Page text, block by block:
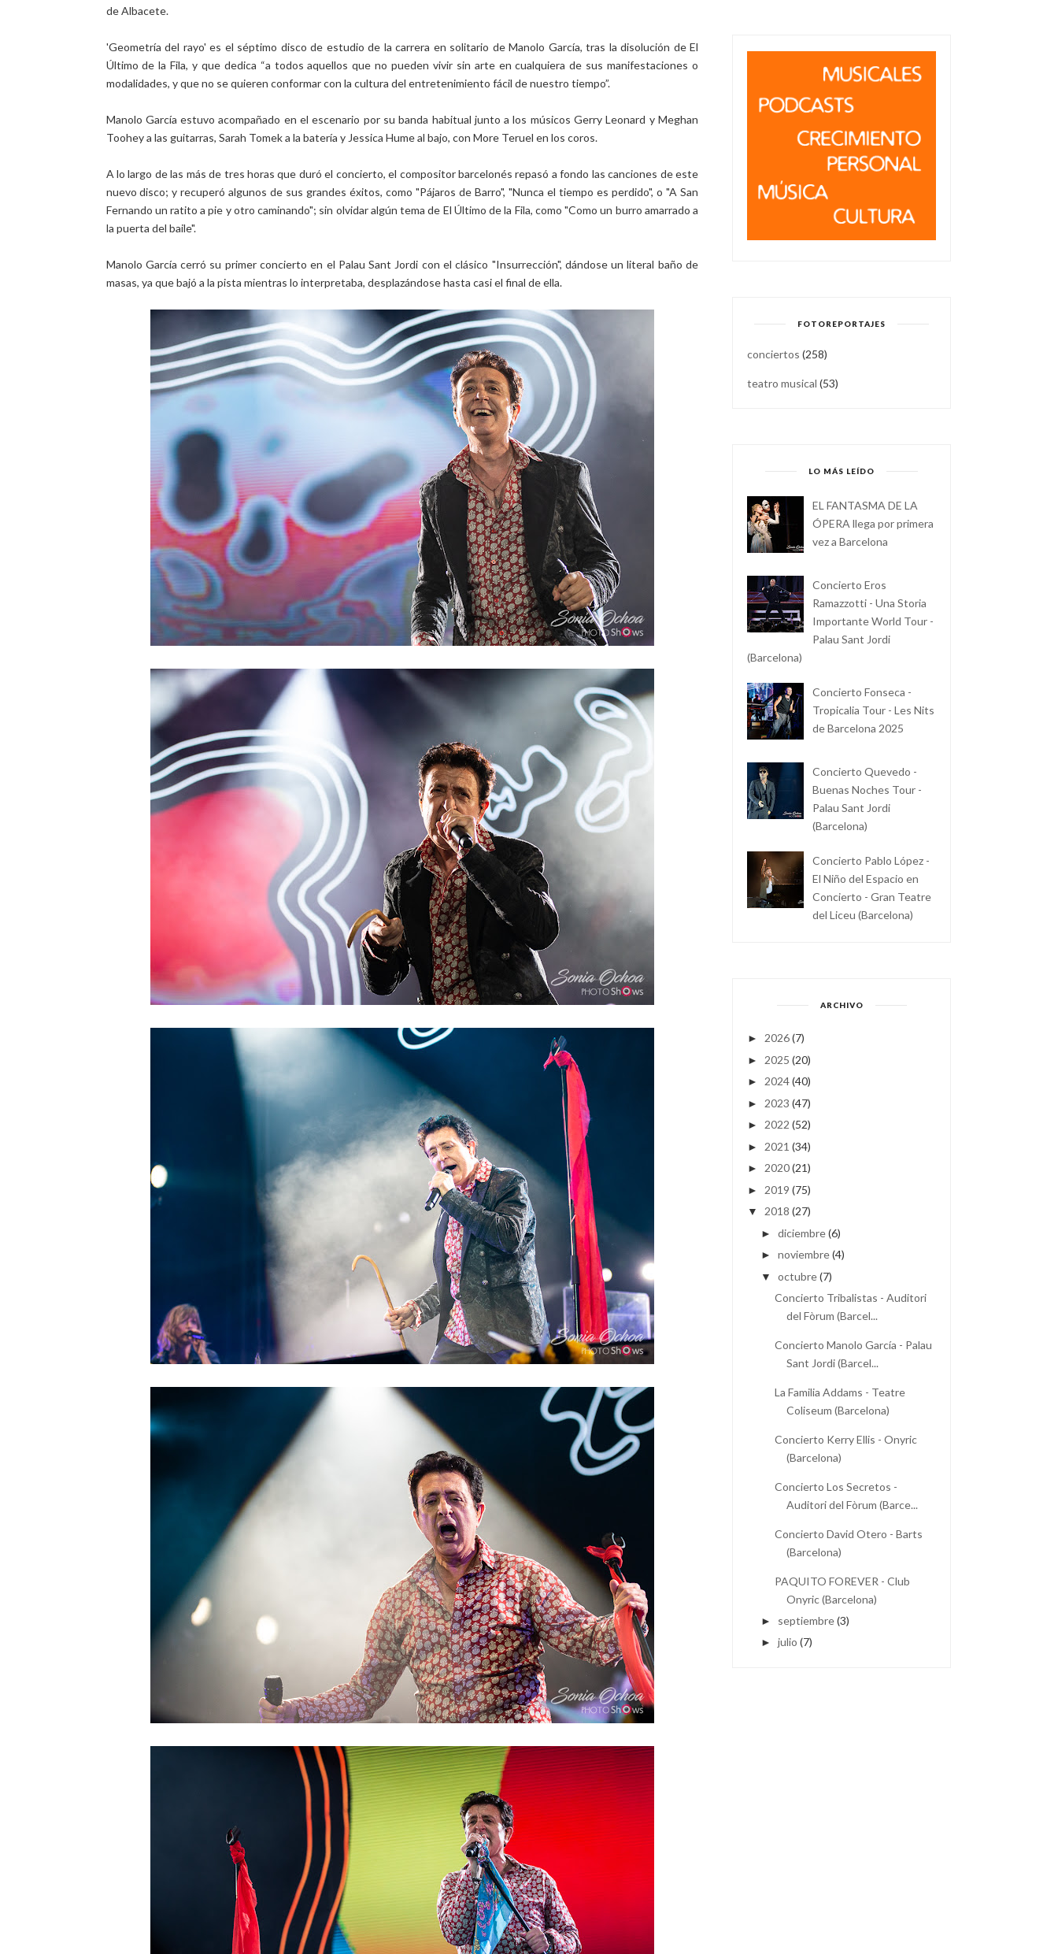
de Albacete.
'Geometría del rayo' es el séptimo disco de estudio de la carrera en solitario de Manolo García, tras la disolución de El
Último de la Fila, y que dedica “a todos aquellos que no pueden vivir sin arte en cualquiera de sus manifestaciones o
modalidades, y que no se quieren conformar con la cultura del entretenimiento fácil de nuestro tiempo”.
Manolo García estuvo acompañado en el escenario por su banda habitual junto a los músicos Gerry Leonard y Meghan
Toohey a las guitarras, Sarah Tomek a la batería y Jessica Hume al bajo, con More Teruel en los coros.
A lo largo de las más de tres horas que duró el concierto, el compositor barcelonés repasó a fondo las canciones de este
nuevo disco; y recuperó algunos de sus grandes éxitos, como "Pájaros de Barro", "Nunca el tiempo es perdido", o "A San
Fernando un ratito a pie y otro caminando"; sin olvidar algún tema de El Último de la Fila, como "Como un burro amarrado a
la puerta del baile".
Manolo García cerró su primer concierto en el Palau Sant Jordi con el clásico "Insurrección", dándose un literal baño de
masas, ya que bajó a la pista mientras lo interpretaba, desplazándose hasta casi el final de ella.
FOTOREPORTAJES
conciertos (258)
teatro musical (53)
LO MÁS LEÍDO
EL FANTASMA DE LA
ÓPERA llega por primera
vez a Barcelona
Concierto Eros
Ramazzotti - Una Storia
Importante World Tour -
Palau Sant Jordi
(Barcelona)
Concierto Fonseca -
Tropicalia Tour - Les Nits
de Barcelona 2025
Concierto Quevedo -
Buenas Noches Tour -
Palau Sant Jordi
(Barcelona)
Concierto Pablo López -
El Niño del Espacio en
Concierto - Gran Teatre
del Liceu (Barcelona)
ARCHIVO
► 2026(7)
► 2025 (20)
► 2024(40)
► 2023 (47)
► 2022 (52)
► 2021 (34)
► 2020(21)
► 2019 (75)
▼ 2018 (27)
► diciembre(6)
► noviembre(4)
▼ octubre(7)
Concierto Tribalistas - Auditori
del Fòrum (Barcel...
Concierto Manolo García - Palau
Sant Jordi (Barcel...
La Familia Addams - Teatre
Coliseum (Barcelona)
Concierto Kerry Ellis - Onyric
(Barcelona)
Concierto Los Secretos -
Auditori del Fòrum (Barce...
Concierto David Otero - Barts
(Barcelona)
PAQUITO FOREVER - Club
Onyric (Barcelona)
► septiembre(3)
► julio (7)